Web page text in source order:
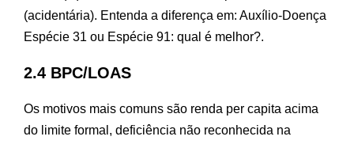
(acidentária). Entenda a diferença em: Auxílio-Doença
Espécie 31 ou Espécie 91: qual é melhor?.
2.4 BPC/LOAS
Os motivos mais comuns são renda per capita acima
do limite formal, deficiência não reconhecida na